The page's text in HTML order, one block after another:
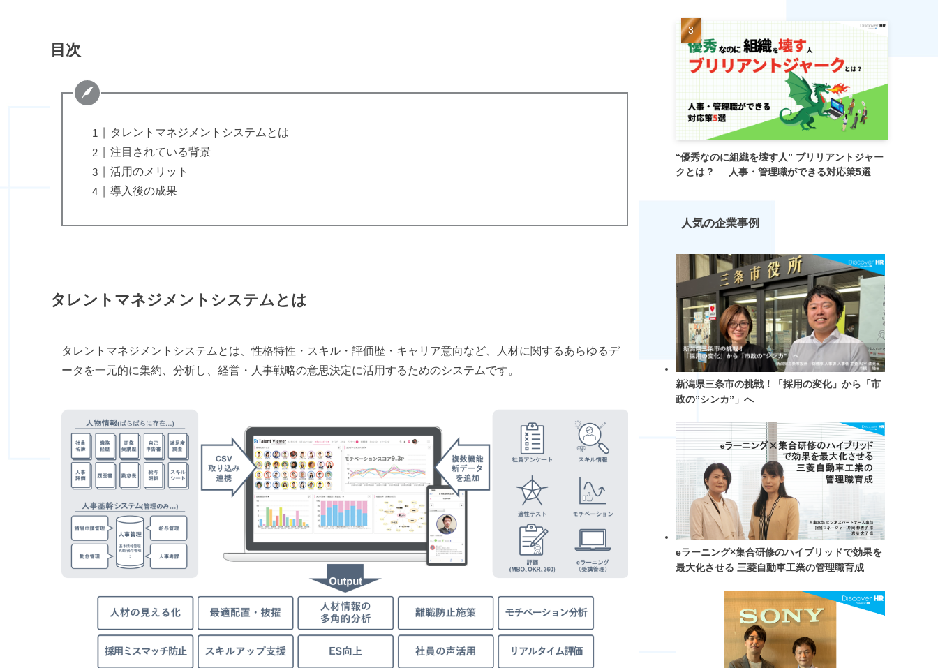
目次
タレントマネジメントシステムとは
注目されている背景
活用のメリット
導入後の成果
タレントマネジメントシステムとは
タレントマネジメントシステムとは、性格特性・スキル・評価歴・キャリア意向など、人材に関するあらゆるデ
ータを一元的に集約、分析し、経営・人事戦略の意思決定に活用するためのシステムです。
“優秀なのに組織を壊す人” ブリリアントジャー
クとは？──人事・管理職ができる対応策5選
人気の企業事例
新潟県三条市の挑戦！「採用の変化」から「市
政の”シンカ”」へ
eラーニング×集合研修のハイブリッドで効果を
最大化させる 三菱自動車工業の管理職育成